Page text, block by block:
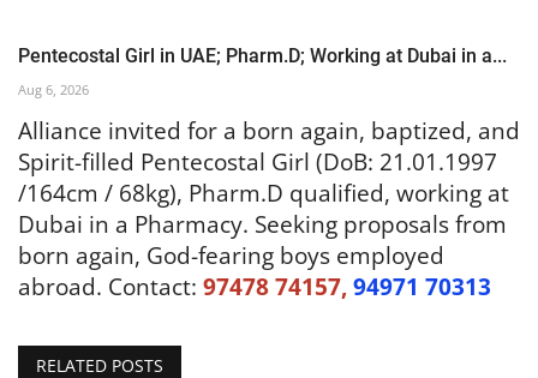
Pentecostal Girl in UAE; Pharm.D; Working at Dubai in a...
Aug 6, 2026
Alliance invited for a born again, baptized, and
Spirit-filled Pentecostal Girl (DoB: 21.01.1997
/164cm / 68kg), Pharm.D qualified, working at
Dubai in a Pharmacy. Seeking proposals from
born again, God-fearing boys employed
abroad. Contact: 97478 74157, 94971 70313
RELATED POSTS